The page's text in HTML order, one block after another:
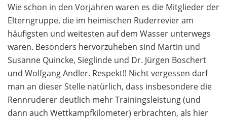
Wie schon in den Vorjahren waren es die Mitglieder der
Elterngruppe, die im heimischen Ruderrevier am
häufigsten und weitesten auf dem Wasser unterwegs
waren. Besonders hervorzuheben sind Martin und
Susanne Quincke, Sieglinde und Dr. Jürgen Boschert
und Wolfgang Andler. Respekt!! Nicht vergessen darf
man an dieser Stelle natürlich, dass insbesondere die
Rennruderer deutlich mehr Trainingsleistung (und
dann auch Wettkampfkilometer) erbrachten, als hier